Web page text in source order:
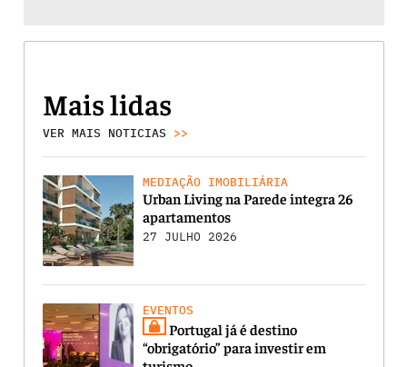
Mais lidas
VER MAIS NOTICIAS >>
MEDIAÇÃO IMOBILIÁRIA
Urban Living na Parede integra 26
apartamentos
27 JULHO 2026
EVENTOS
Portugal já é destino
“obrigatório” para investir em